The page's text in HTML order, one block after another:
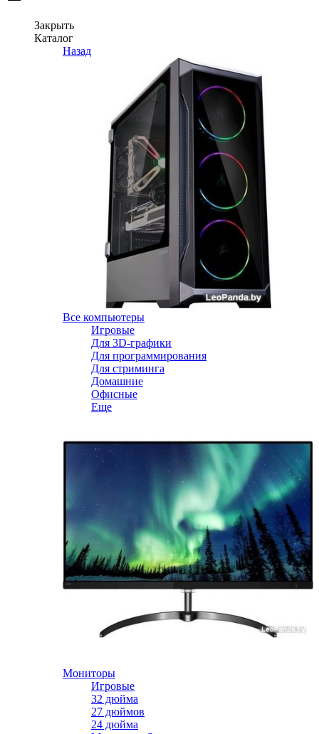
Закрыть
Каталог
Назад
Все компьютеры
Игровые
Для 3D-графики
Для программирования
Для стриминга
Домашние
Офисные
Еще
Мониторы
Игровые
32 дюйма
27 дюймов
24 дюйма